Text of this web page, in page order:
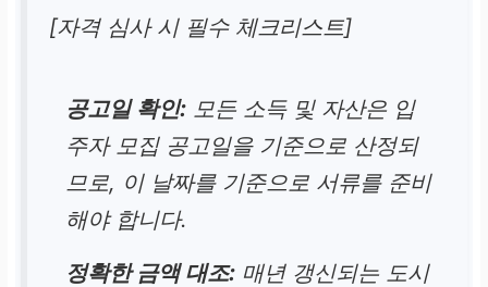
[자격 심사 시 필수 체크리스트]
공고일 확인: 모든 소득 및 자산은 입
주자 모집 공고일을 기준으로 산정되
므로, 이 날짜를 기준으로 서류를 준비
해야 합니다.
정확한 금액 대조: 매년 갱신되는 도시